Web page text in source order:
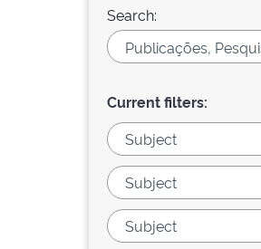
Search:
Current filters: